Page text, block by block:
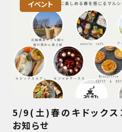
イベント
5/9(土)春のキドックス
お知らせ